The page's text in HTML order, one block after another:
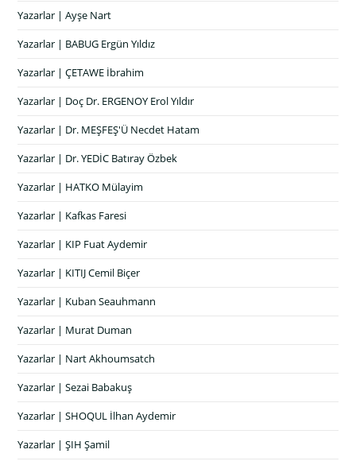
Yazarlar | Ayşe Nart
Yazarlar | BABUG Ergün Yıldız
Yazarlar | ÇETAWE İbrahim
Yazarlar | Doç Dr. ERGENOY Erol Yıldır
Yazarlar | Dr. MEŞFEŞ'Ü Necdet Hatam
Yazarlar | Dr. YEDİC Batıray Özbek
Yazarlar | HATKO Mülayim
Yazarlar | Kafkas Faresi
Yazarlar | KIP Fuat Aydemir
Yazarlar | KITIJ Cemil Biçer
Yazarlar | Kuban Seauhmann
Yazarlar | Murat Duman
Yazarlar | Nart Akhoumsatch
Yazarlar | Sezai Babakuş
Yazarlar | SHOQUL İlhan Aydemir
Yazarlar | ŞIH Şamil